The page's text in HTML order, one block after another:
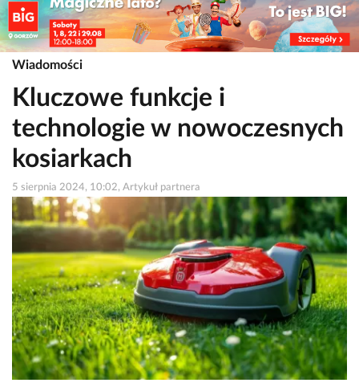
Wiadomości
Kluczowe funkcje i
technologie w nowoczesnych
kosiarkach
5 sierpnia 2024, 10:02, Artykuł partnera